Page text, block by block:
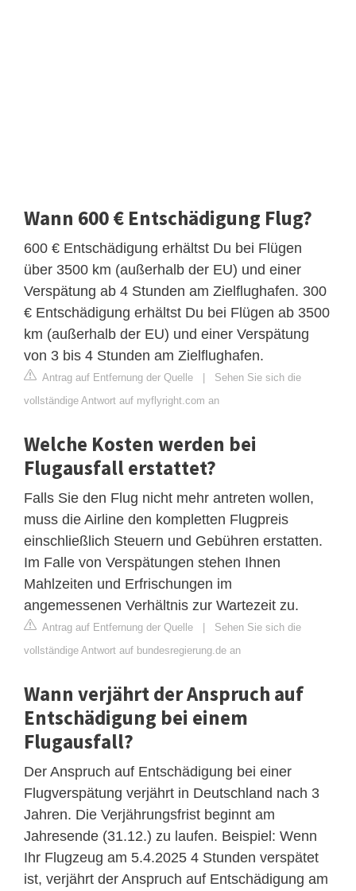
Wann 600 € Entschädigung Flug?
600 € Entschädigung erhältst Du bei Flügen
über 3500 km (außerhalb der EU) und einer
Verspätung ab 4 Stunden am Zielflughafen. 300
€ Entschädigung erhältst Du bei Flügen ab 3500
km (außerhalb der EU) und einer Verspätung
von 3 bis 4 Stunden am Zielflughafen.
Antrag auf Entfernung der Quelle | Sehen Sie sich die
vollständige Antwort auf myflyright.com an
Welche Kosten werden bei
Flugausfall erstattet?
Falls Sie den Flug nicht mehr antreten wollen,
muss die Airline den kompletten Flugpreis
einschließlich Steuern und Gebühren erstatten.
Im Falle von Verspätungen stehen Ihnen
Mahlzeiten und Erfrischungen im
angemessenen Verhältnis zur Wartezeit zu.
Antrag auf Entfernung der Quelle | Sehen Sie sich die
vollständige Antwort auf bundesregierung.de an
Wann verjährt der Anspruch auf
Entschädigung bei einem
Flugausfall?
Der Anspruch auf Entschädigung bei einer
Flugverspätung verjährt in Deutschland nach 3
Jahren. Die Verjährungsfrist beginnt am
Jahresende (31.12.) zu laufen. Beispiel: Wenn
Ihr Flugzeug am 5.4.2025 4 Stunden verspätet
ist, verjährt der Anspruch auf Entschädigung am